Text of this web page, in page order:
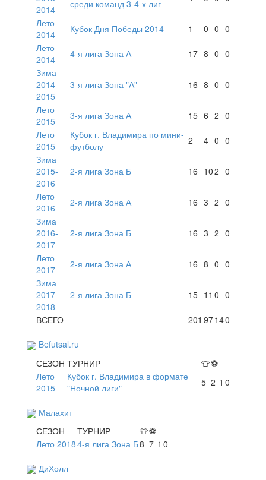
2014
среди команд 3-4-х лиг
Лето
2014
Кубок Дня Победы 2014 1 0 0 0
Лето
2014
4-я лига Зона А 17 8 0 0
Зима
2014-
2015
3-я лига Зона "А" 16 8 0 0
Лето
2015
3-я лига Зона А 15 6 2 0
Лето
2015
Кубок г. Владимира по мини-
футболу
2 4 0 0
Зима
2015-
2016
2-я лига Зона Б 16 102 0
Лето
2016
2-я лига Зона А 16 3 2 0
Зима
2016-
2017
2-я лига Зона Б 16 3 2 0
Лето
2017
2-я лига Зона А 16 8 0 0
Зима
2017-
2018
2-я лига Зона Б 15 11 0 0
ВСЕГО 201 97140
Befutsal.ru
СЕЗОН ТУРНИР 👕⚽
Лето
2015
Кубок г. Владимира в формате
"Ночной лиги"
5 2 1 0
Малахит
СЕЗОН
ТУРНИР 👕⚽
Лето 20184-я лига Зона Б8 7 1 0
ДиХолл